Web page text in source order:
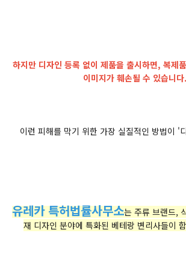
하지만 디자인 등록 없이 제품을 출시하면, 복제
이미지가 훼손될 수 있습니다.
이런 피해를 막기 위한 가장 실질적인 방법이 '
유레카 특허법률사무소는 주류 브랜드,
재 디자인 분야에 특화된 베테랑 변리사들이